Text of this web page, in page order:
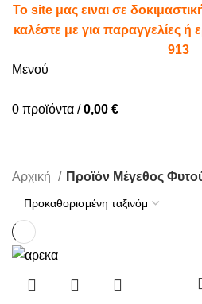
To site μας ειναι σε
καλέστε με για παραγγελίες ή
913
Μενού
0 προϊόντα / 0,00 €
Αρχική Προϊόν Μέγεθος